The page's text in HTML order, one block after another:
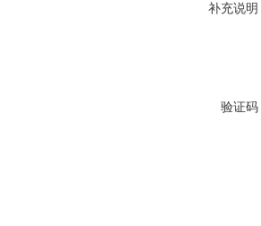
补充说明
验证码